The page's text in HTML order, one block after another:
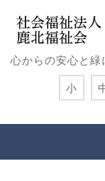
心からの安心と緑
小